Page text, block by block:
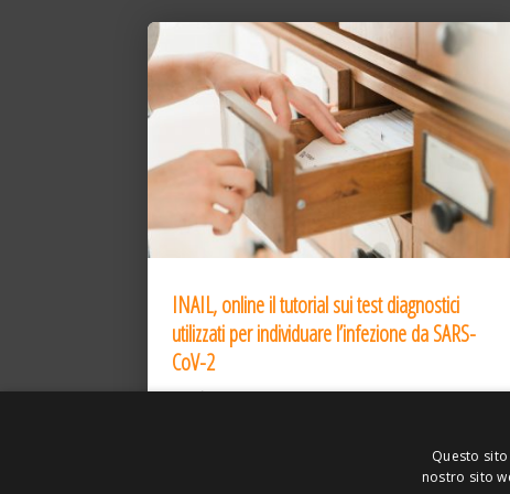
INAIL, online il tutorial sui test diagnostici
utilizzati per individuare l’infezione da SARS-
CoV-2
31 Dic 2020
Questo
nostro sito